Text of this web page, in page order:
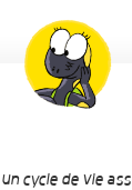
un cycle de vie